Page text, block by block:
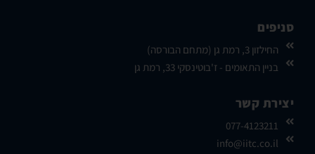
סניפים
החילזון 3, רמת גן (מתחם הבורסה)
בניין התאומים - ז'בוטינסקי 33, רמת גן
יצירת קשר
077-4123211
info@iitc.co.il